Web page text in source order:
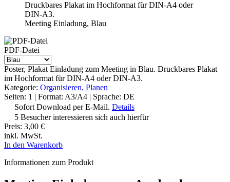
Meeting Einladung, Blau
PDF-Datei
Poster, Plakat Einladung zum Meeting in Blau. Druckbares Plakat
im Hochformat für DIN-A4 oder DIN-A3.
Kategorie: Organisieren, Planen
Seiten: 1 | Format: A3/A4 | Sprache: DE
Sofort Download per E-Mail. Details
5 Besucher interessieren sich auch hierfür
Preis: 3,00 €
inkl. MwSt.
In den Warenkorb
Informationen zum Produkt